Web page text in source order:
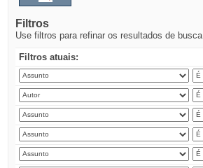
Filtros
Use filtros para refinar os resultados de busca.
Filtros atuais: